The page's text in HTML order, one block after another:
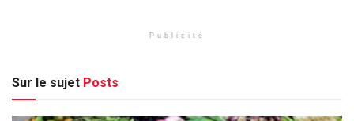
Publicité
Sur le sujet Posts